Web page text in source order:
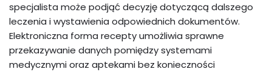
specjalista może podjąć decyzję dotyczącą dalszego
leczenia i wystawienia odpowiednich dokumentów.
Elektroniczna forma recepty umożliwia sprawne
przekazywanie danych pomiędzy systemami
medycznymi oraz aptekami bez konieczności